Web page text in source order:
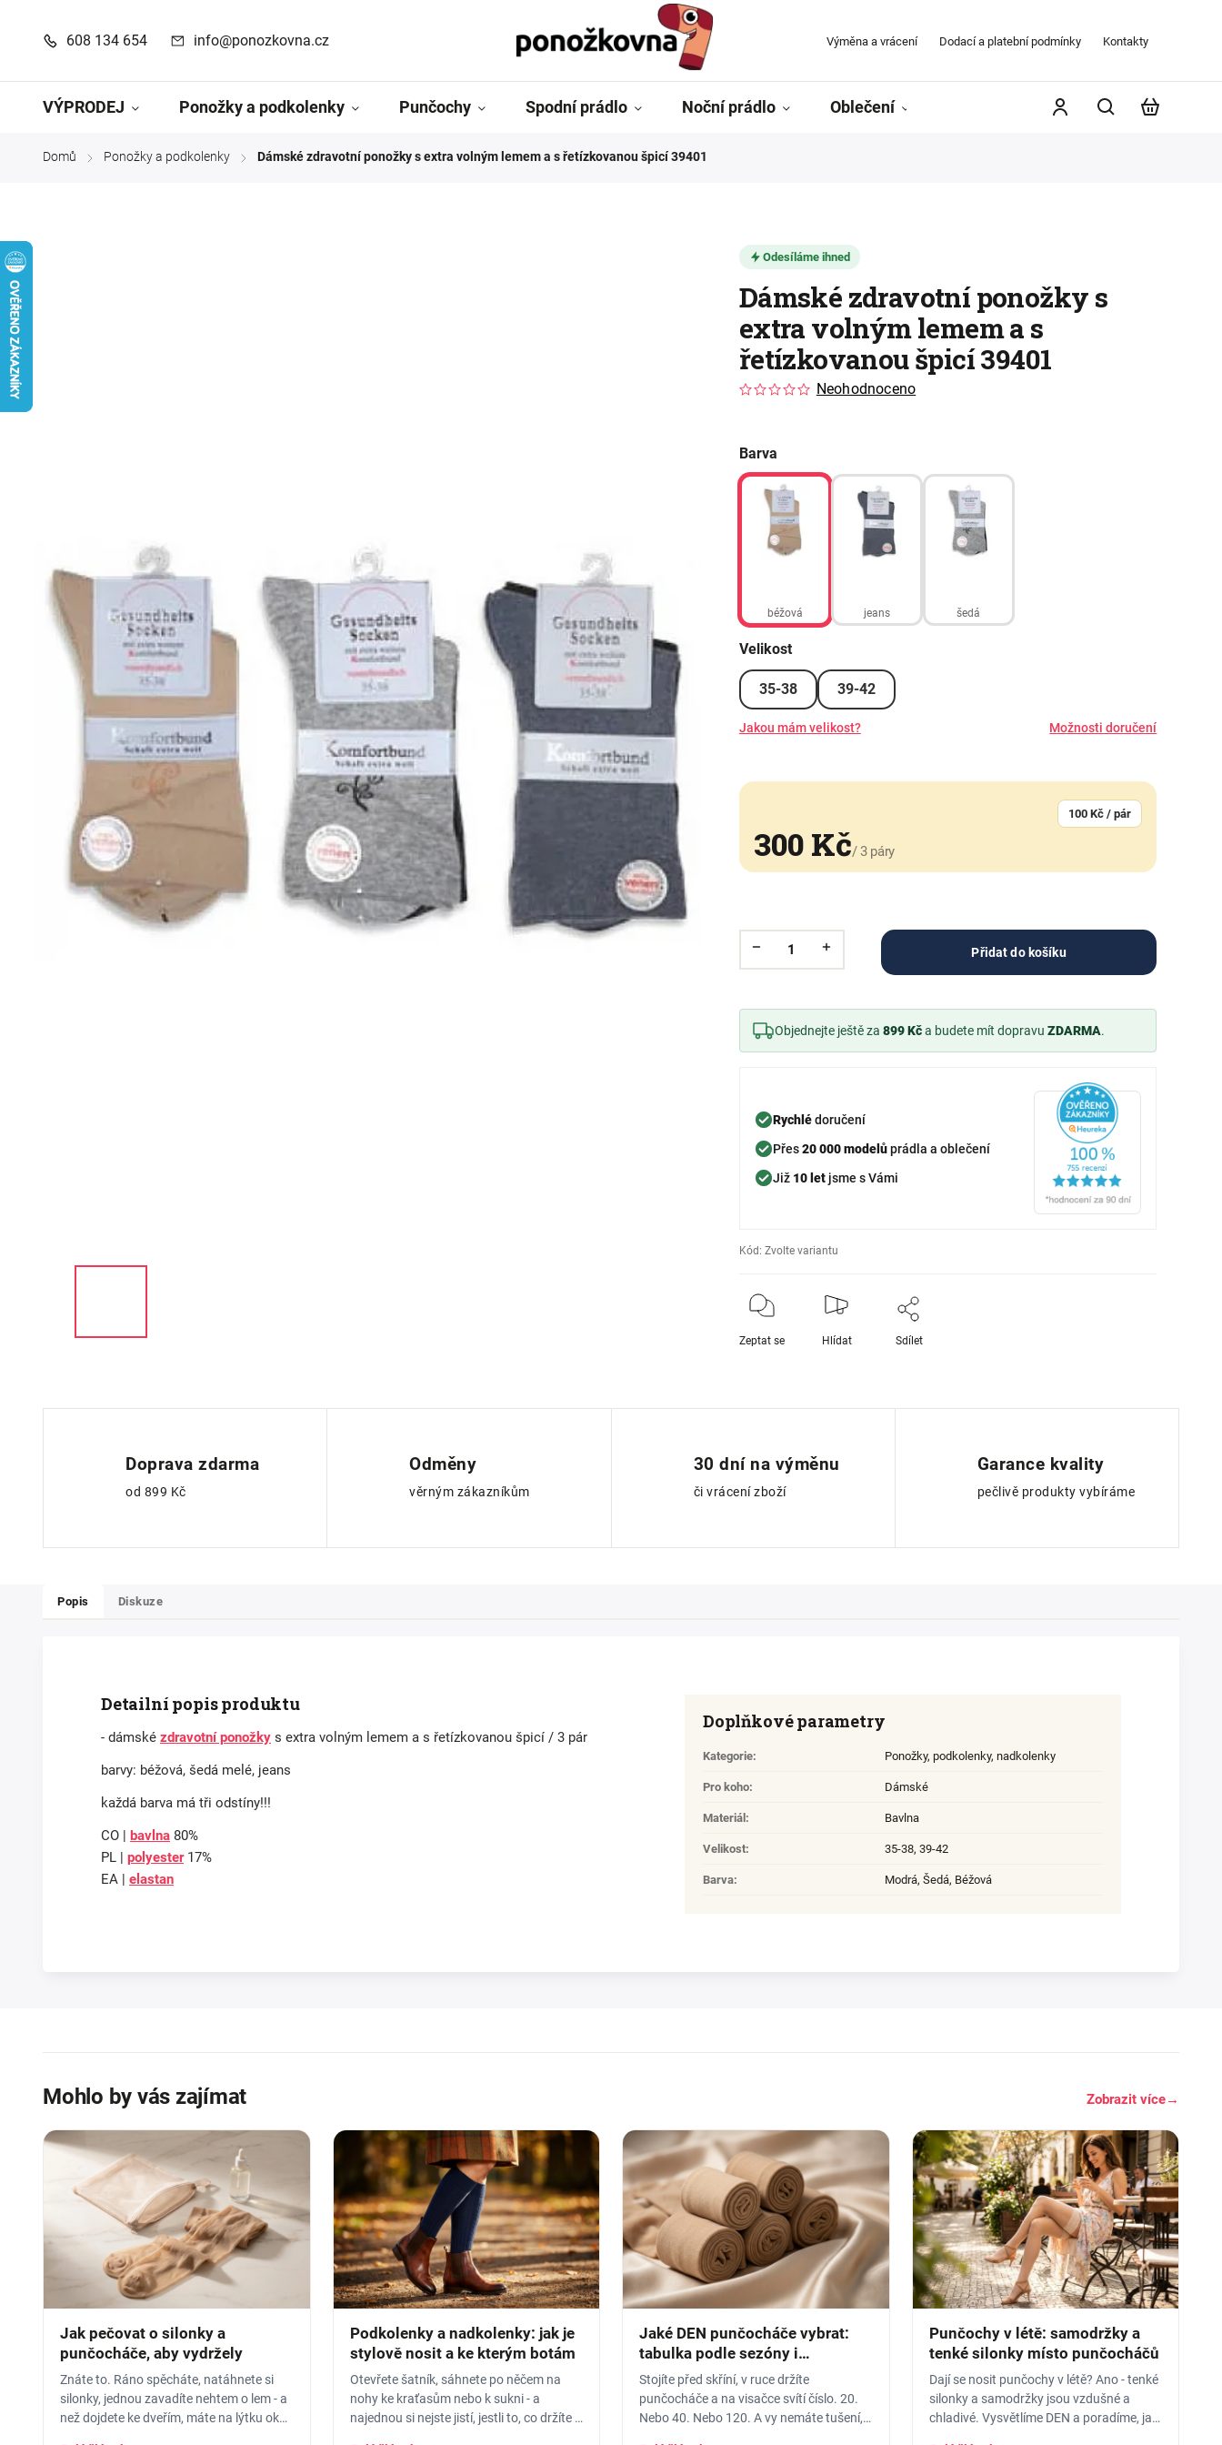
608 134 654 info@ponozkovna.cz Výměna a vrácení Dodací a platební podmínky Kontakty
VÝPRODEJ Ponožky a podkolenky Punčochy Spodní prádlo Noční prádlo Oblečení Kontakty
Domů / Ponožky a podkolenky / Dámské zdravotní ponožky s extra volným lemem a s řetízkovanou špicí 39401
Odesíláme ihned
Dámské zdravotní ponožky s
extra volným lemem a s
řetízkovanou špicí 39401
Neohodnoceno
Barva
béžová jeans šedá
Velikost
35-38 39-42
Jakou mám velikost? Možnosti doručení
300 Kč/ 3 páry
100 Kč / pár
Přidat do košíku
Objednejte ještě za 899 Kča budete mít dopravu ZDARMA.
Rychlédoručení
Přes20 000 modelůprádla a oblečení
Již 10 letjsme s Vámi
Kód: Zvolte variantu
Zeptat se Hlídat Sdílet
Doprava zdarma
od 899 Kč
Odměny
věrným zákazníkům
30 dní na výměnu
či vrácení zboží
Garance kvality
pečlivě produkty vybíráme
Popis Diskuze
Detailní popis produktu
- dámské zdravotní ponožky s extra volným lemem a s řetízkovanou špicí / 3 pár
barvy: béžová, šedá melé, jeans
každá barva má tři odstíny!!!
CO | bavlna 80%
PL | polyester17%
EA | elastan
Doplňkové parametry
Kategorie: Ponožky, podkolenky, nadkolenky
Pro koho: Dámské
Materiál : Bavlna
Velikost: 35-38, 39-42
Barva: Modrá, Šedá, Béžová
Mohlo by vás zajímat Zobrazit více→
Jak pečovat o silonky a
punčocháče, aby vydržely
Znáte to. Ráno spěcháte, natáhnete si
silonky, jednou zavadíte nehtem o lem - a
než dojdete ke dveřím, máte na lýtku oko
Podkolenky a nadkolenky: jak je
stylově nosit a ke kterým botám
Otevřete šatník, sáhnete po něčem na
nohy ke kraťasům nebo k sukni - a
najednou si nejste jistí, jestli to, co držíte v
Jaké DEN punčocháče vybrat:
tabulka podle sezóny i
příležitosti
Stojíte před skříní, v ruce držíte
punčocháče a na visačce svítí číslo. 20.
Nebo 40. Nebo 120. A vy nemáte tušení,
Punčochy v létě: samodržky a
tenké silonky místo punčocháčů
Dají se nosit punčochy v létě? Ano - tenké
silonky a samodržky jsou vzdušné a
chladivé. Vysvětlíme DEN a poradíme, jak